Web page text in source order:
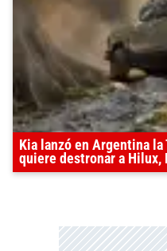
Kia lanzó en Argentina
quiere destronar a Hilux,